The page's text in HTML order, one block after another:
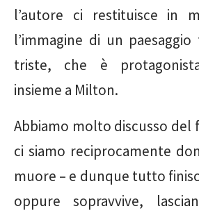
l’autore ci restituisce in
l’immagine di un
triste, che è
insieme a Milton.
Abbiamo molto discusso del
ci siamo reciprocamente
muore – e dunque tutto
oppure sopravvive,